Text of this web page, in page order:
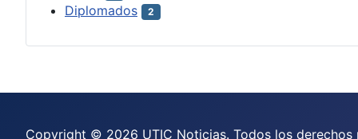
Diplomados 2
Copyright © 2026 UTIC Noticias. Todos los derechos